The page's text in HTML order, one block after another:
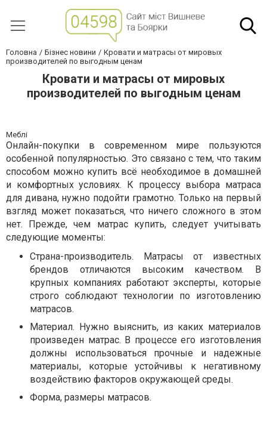
Головна Бізнес новини
Кровати и матрасы от мировых
производителей по выгодным ценам
Кровати и матрасы от мировых
производителей по выгодным ценам
Меблі
Онлайн-покупки в современном мире пользуются
особенной популярностью. Это связано с тем, что таким
способом можно купить всё необходимое в домашней
и комфортных условиях. К процессу выбора матраса
для дивана, нужно подойти грамотно. Только на первый
взгляд может показаться, что ничего сложного в этом
нет. Прежде, чем матрас купить, следует учитывать
следующие моменты:
Страна-производитель. Матрасы от известных
брендов отличаются высоким качеством. В
крупных компаниях работают эксперты, которые
строго соблюдают технологии по изготовлению
матрасов.
Материал. Нужно выяснить, из каких материалов
произведен матрас. В процессе его изготовления
должны использоваться прочные и надежные
материалы, которые устойчивы к негативному
воздействию факторов окружающей среды.
Форма, размеры матрасов.